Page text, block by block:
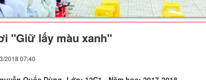
"Giữ lấy màu xanh"
2018 07:40